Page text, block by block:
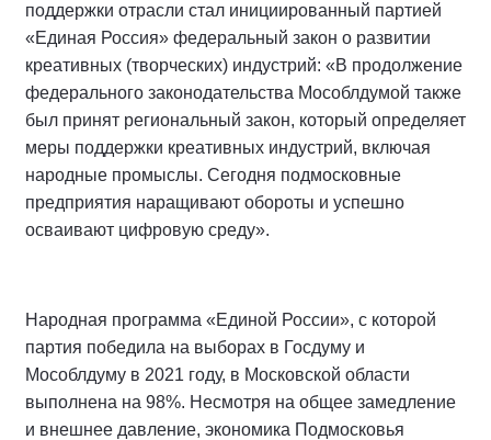
поддержки отрасли стал инициированный партией
«Единая Россия» федеральный закон о развитии
креативных (творческих) индустрий: «В продолжение
федерального законодательства Мособлдумой также
был принят региональный закон, который определяет
меры поддержки креативных индустрий, включая
народные промыслы. Сегодня подмосковные
предприятия наращивают обороты и успешно
осваивают цифровую среду».
Народная программа «Единой России», с которой
партия победила на выборах в Госдуму и
Мособлдуму в 2021 году, в Московской области
выполнена на 98%. Несмотря на общее замедление
и внешнее давление, экономика Подмосковья